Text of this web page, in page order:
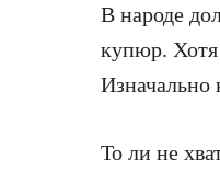
В народе
купюр. Хотя
Изначально
То ли не